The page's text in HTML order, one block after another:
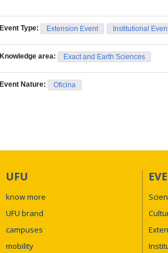
Event Type: Extension Event Institutional
Knowledge area: Exact and Earth Sciences
Event Nature: Oficina
UFU
know more
UFU brand
campuses
mobility